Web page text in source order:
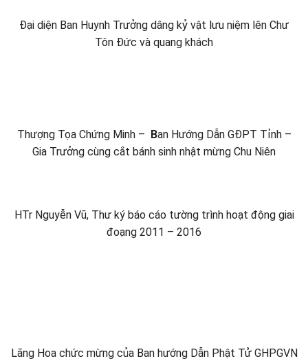
Đại diện Ban Huynh Trưởng dâng kỷ vật lưu niệm lên Chư
Tôn Đức và quang khách
Thượng Tọa Chứng Minh – Ban Hướng Dẫn GĐPT Tỉnh –
Gia Trưởng cùng cắt bánh sinh nhật mừng Chu Niên
HTr Nguyễn Vũ, Thư ký báo cáo tường trình hoạt động giai
đoạng 2011 – 2016
Lãng Hoa chức mừng của Ban hướng Dẫn Phật Tử GHPGVN